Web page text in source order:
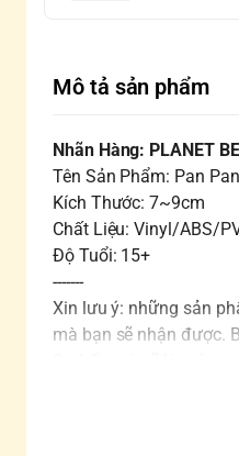
Mô tả sản phẩm
Nhãn Hàng: PLANET
Tên Sản Phẩm: Pan
Kích Thước: 7~9cm
Chất Liệu: Vinyl/ABS/
Độ Tuổi: 15+
-------
Xin lưu ý: những sản
mà bạn sẽ nhận được.
Các Blindbox ở cùng
xuất hiện SECRET/